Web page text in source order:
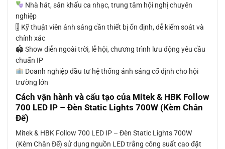
Nhà hát, sân khấu ca nhạc, trung tâm hội nghị chuyên
nghiệp
🎚 Kỹ thuật viên ánh sáng cần thiết bị ổn định, dễ kiểm soát và
chính xác
🏟 Show diễn ngoài trời, lễ hội, chương trình lưu động yêu cầu
chuẩn IP
Doanh nghiệp đầu tư hệ thống ánh sáng cố định cho hội
trường lớn
Cách vận hành và cấu tạo của Mitek & HBK Follow
700 LED IP – Đèn Static Lights 700W (Kèm Chân
Đế)
Mitek & HBK Follow 700 LED IP – Đèn Static Lights 700W
(Kèm Chân Đế) sử dụng nguồn LED trắng công suất cao đặt